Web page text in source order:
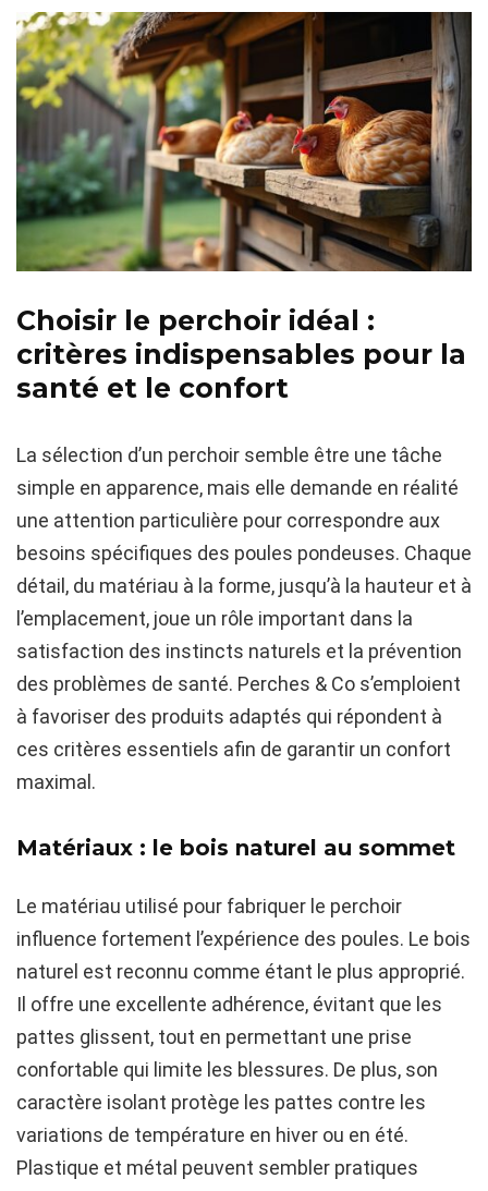
Choisir le perchoir idéal :
critères indispensables pour la
santé et le confort
La sélection d’un perchoir semble être une tâche
simple en apparence, mais elle demande en réalité
une attention particulière pour correspondre aux
besoins spécifiques des poules pondeuses. Chaque
détail, du matériau à la forme, jusqu’à la hauteur et à
l’emplacement, joue un rôle important dans la
satisfaction des instincts naturels et la prévention
des problèmes de santé. Perches & Co s’emploient
à favoriser des produits adaptés qui répondent à
ces critères essentiels afin de garantir un confort
maximal.
Matériaux : le bois naturel au sommet
Le matériau utilisé pour fabriquer le perchoir
influence fortement l’expérience des poules. Le bois
naturel est reconnu comme étant le plus approprié.
Il offre une excellente adhérence, évitant que les
pattes glissent, tout en permettant une prise
confortable qui limite les blessures. De plus, son
caractère isolant protège les pattes contre les
variations de température en hiver ou en été.
Plastique et métal peuvent sembler pratiques